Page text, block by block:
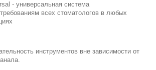
- универсальная система
всех стоматологов в любых
инструментов вне зависимости от